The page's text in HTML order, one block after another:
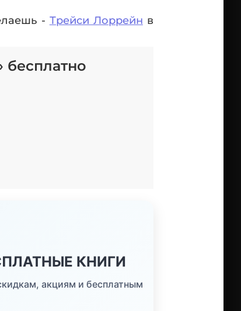
- Трейси Лоррейн в
бесплатно
КНИГИ
акциям и бесплатным